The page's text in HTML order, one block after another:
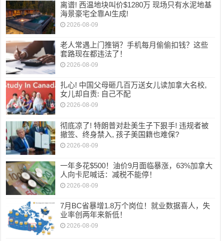
离谱! 西温地块叫价$1280万 现场只有水泥地基
海景豪宅全靠AI生成!
2026-08-09
老人常遇上门推销？手机每月偷偷扣钱？这些
套路现在都违法了！
2026-08-09
扎心! 中国父母砸几百万送女儿读加拿大名校,
女儿却自责: 自己不配
2026-08-09
彻底凉了! 特朗普对赴美生子下狠手! 违规者被
撤签、终身禁入, 孩子美国籍也难保?
2026-08-09
一年多花$500！油价9月面临暴涨，63%加拿大
人向卡尼喊话：减税不能停！
2026-08-09
7月BC省暴增1.8万个岗位！就业数据喜人，失
业率创两年来新低！
2026-08-09